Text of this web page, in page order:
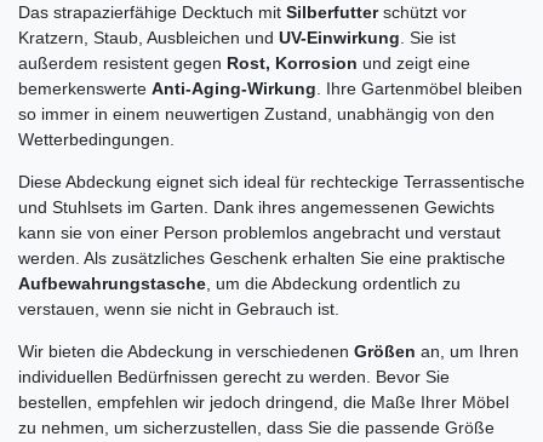
Das strapazierfähige Decktuch mit Silberfutterschützt vor
Kratzern, Staub, Ausbleichen und UV-Einwirkung. Sie ist
außerdem resistent gegen Rost, Korrosion und zeigt eine
bemerkenswerte Anti-Aging-Wirkung. Ihre Gartenmöbel bleiben
so immer in einem neuwertigen Zustand, unabhängig von den
Wetterbedingungen.
Diese Abdeckung eignet sich ideal für rechteckige Terrassentische
und Stuhlsets im Garten. Dank ihres angemessenen Gewichts
kann sie von einer Person problemlos angebracht und verstaut
werden. Als zusätzliches Geschenk erhalten Sie eine praktische
Aufbewahrungstasche, um die Abdeckung ordentlich zu
verstauen, wenn sie nicht in Gebrauch ist.
Wir bieten die Abdeckung in verschiedenen Größen an, um Ihren
individuellen Bedürfnissen gerecht zu werden. Bevor Sie
bestellen, empfehlen wir jedoch dringend, die Maße Ihrer Möbel
zu nehmen, um sicherzustellen, dass Sie die passende Größe